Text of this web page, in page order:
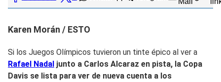
Karen Morán / ESTO
Si los Juegos Olímpicos tuvieron un tinte épico al ver a
Rafael Nadal junto a Carlos Alcaraz en pista, la Copa
Davis se lista para ver de nueva cuenta a los